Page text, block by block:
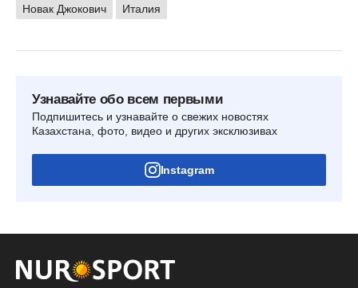
Новак Джокович Италия
Узнавайте обо всем первыми
Подпишитесь и узнавайте о свежих новостях
Казахстана, фото, видео и других эксклюзивах
Instagram